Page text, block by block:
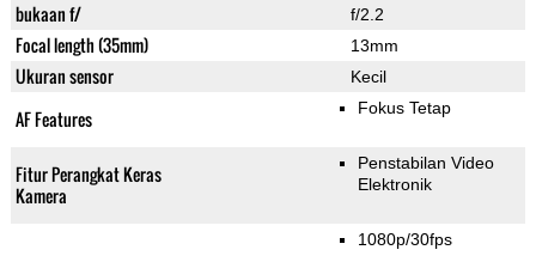
bukaan f/ f/2.2
Focal length (35mm) 13mm
Ukuran sensor Kecil
AF Features Fokus Tetap
Fitur Perangkat Keras
Kamera
Penstabilan Video
Elektronik
1080p/30fps